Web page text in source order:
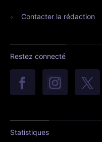
Contacter la rédaction
Restez connecté
Statistiques